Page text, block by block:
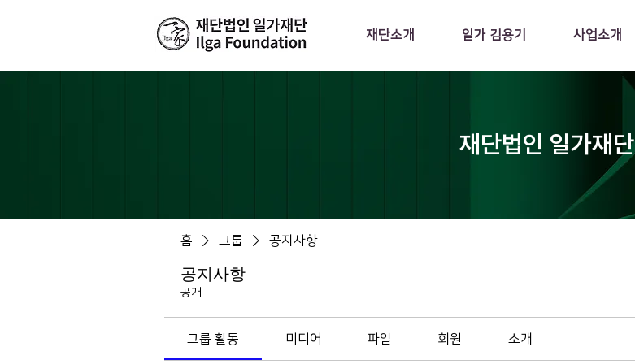
재단소개 일가 김용기 사업소개
재단법인 일가재단
홈 그룹 공지사항
공지사항
공개
그룹 활동 미디어 파일 회원 소개